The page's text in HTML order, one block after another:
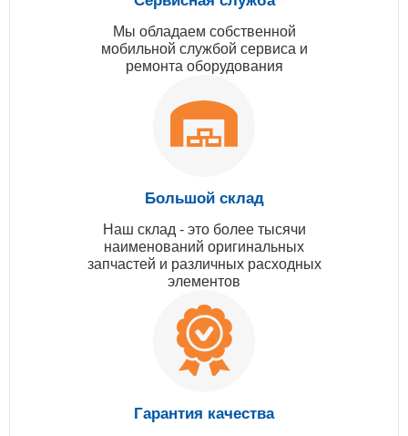
Мы обладаем собственной
мобильной службой сервиса и
ремонта оборудования
Большой склад
Наш склад - это более тысячи
наименований оригинальных
запчастей и различных расходных
элементов
Гарантия качества